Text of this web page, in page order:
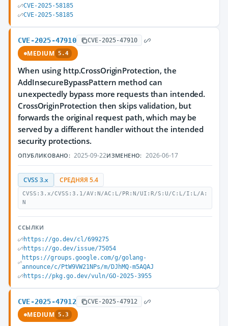
CVE-2025-58185
CVE-2025-58185
CVE-2025-47910 CVE-2025-47910
MEDIUM 5.4
When using http.CrossOriginProtection, the
AddInsecureBypassPattern method can
unexpectedly bypass more requests than intended.
CrossOriginProtection then skips validation, but
forwards the original request path, which may be
served by a different handler without the intended
security protections.
ОПУБЛИКОВАНО: 2025-09-22ИЗМЕНЕНО: 2026-06-17
CVSS 3.x СРЕДНЯЯ 5.4
CVSS:3.x/CVSS:3.1/AV:N/AC:L/PR:N/UI:R/S:U/C:L/I:L/A:
N
ССЫЛКИ
https://go.dev/cl/699275
https://go.dev/issue/75054
https://groups.google.com/g/golang-
announce/c/PtW9VW21NPs/m/DJhMQ-m5AQAJ
https://pkg.go.dev/vuln/GO-2025-3955
CVE-2025-47912 CVE-2025-47912
MEDIUM 5.3